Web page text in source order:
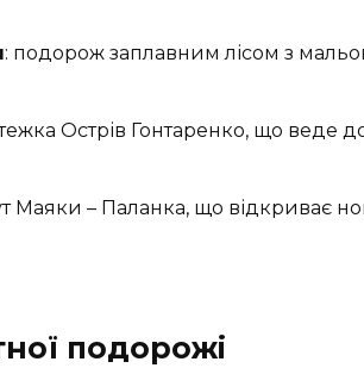
: подорож заплавним лісом з
Острів Гонтаренко, що веде
Маяки – Паланка, що відкриває
подорожі